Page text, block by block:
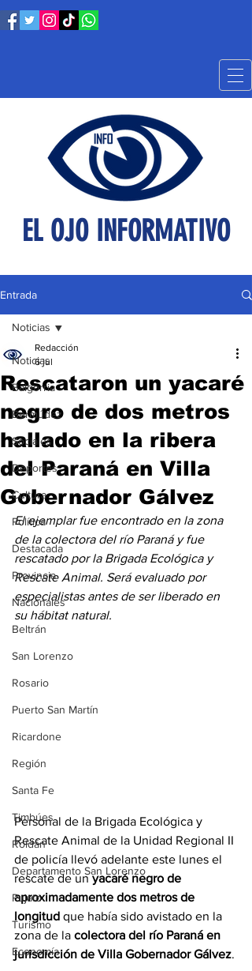
EL OJO INFORMATIVO
Entrada
Noticias
Baigorria
Bermúdez
Sociales
Deportes
Cultura
Política
Destacada
Provincia
Nacionales
Beltrán
San Lorenzo
Rosario
Puerto San Martín
Ricardone
Región
Santa Fe
Timbúes
Roldán
Departamento San Lorenzo
Pujato
Turismo
Economía
Noticias
Rescataron un yacaré
negro de dos metros
hallado en la ribera
del Paraná en Villa
Gobernador Gálvez
Redacción
6 jul
El ejemplar fue encontrado en la zona
de la colectora del río Paraná y fue
rescatado por la Brigada Ecológica y
Rescate Animal. Será evaluado por
especialistas antes de ser liberado en
su hábitat natural.
Personal de la Brigada Ecológica y
Rescate Animal de la Unidad Regional II
de policía llevó adelante este lunes el
rescate de un yacaré negro de
aproximadamente dos metros de
longitud que había sido avistado en la
zona de la colectora del río Paraná en
jurisdicción de Villa Gobernador Gálvez.